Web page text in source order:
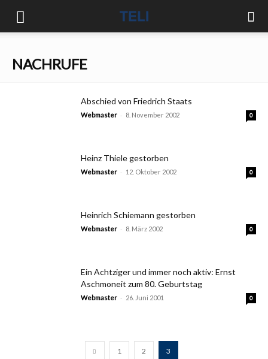
NACHRUFE
Abschied von Friedrich Staats
Webmaster - 8. November 2002 0
Heinz Thiele gestorben
Webmaster - 12. Oktober 2002 0
Heinrich Schiemann gestorben
Webmaster - 8. März 2002 0
Ein Achtziger und immer noch aktiv: Ernst
Aschmoneit zum 80. Geburtstag
Webmaster - 26. Juni 2001 0
1 2 3